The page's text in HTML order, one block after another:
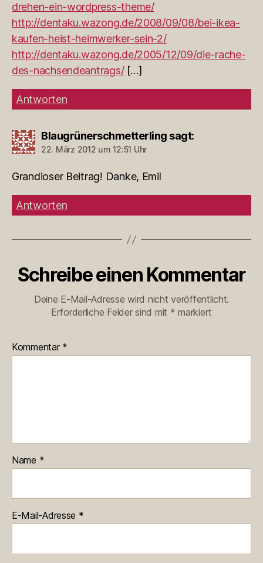
drehen-ein-wordpress-theme/
http://dentaku.wazong.de/2008/09/08/bei-ikea-
kaufen-heist-heimwerker-sein-2/
http://dentaku.wazong.de/2005/12/09/die-rache-
des-nachsendeantrags/[…]
Antworten
Blaugrünerschmetterling sagt:
22. März 2012 um 12:51 Uhr
Grandioser Beitrag! Danke, Emil
Antworten
Schreibe einen Kommentar
Deine E-Mail-Adresse wird nicht veröffentlicht.
Erforderliche Felder sind mit * markiert
Kommentar *
Name *
E-Mail-Adresse *